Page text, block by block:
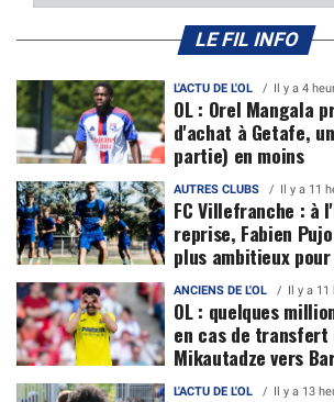
LE FIL INFO
L'ACTU DE L'OL Il y a 4
OL : Orel Mangala
d'achat à Getafe,
partie) en moins
AUTRES CLUBS Il y a 11
FC Villefranche : à
reprise, Fabien
plus ambitieux
ANCIENS DE L'OL Il y a 11
OL : quelques
en cas de transfert
Mikautadze vers
L'ACTU DE L'OL Il y a 13